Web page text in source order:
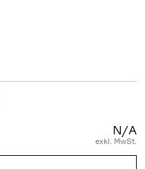
N/A
exkl. MwSt.